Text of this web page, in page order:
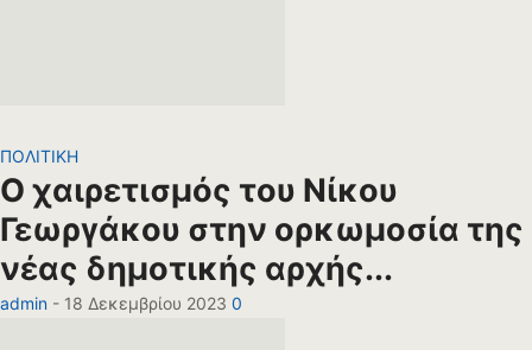
ΠΟΛΙΤΙΚΗ
Ο χαιρετισμός του Νίκου
Γεωργάκου στην ορκωμοσία της
νέας δημοτικής αρχής...
admin - 18 Δεκεμβρίου 2023 0